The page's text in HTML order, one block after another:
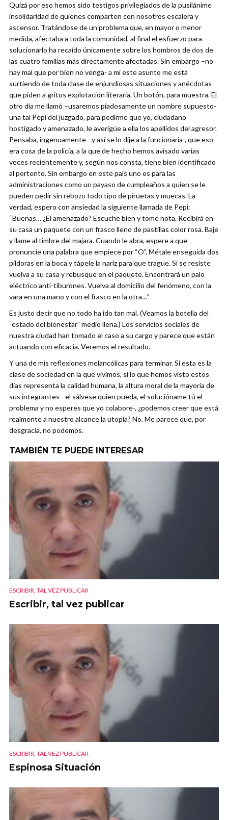
Quizá por eso hemos sido testigos privilegiados de la pusilánime
insolidaridad de quienes comparten con nosotros escalera y
ascensor. Tratándose de un problema que, en mayor o menor
medida, afectaba a toda la comunidad, al final el esfuerzo para
solucionarlo ha recaído únicamente sobre los hombros de dos de
las cuatro familias más directamente afectadas. Sin embargo –no
hay mal que por bien no venga- a mí este asunto me está
surtiendo de toda clase de enjundiosas situaciones y anécdotas
que piden a gritos explotación literaria. Un botón, para muestra. El
otro día me llamó –usaremos piadosamente un nombre supuesto-
una tal Pepi del juzgado, para pedirme que yo, ciudadano
hostigado y amenazado, le averigüe a ella los apellidos del agresor.
Pensaba, ingenuamente –y así se lo dije a la funcionaria-, que eso
era cosa de la policía, a la que de hecho hemos avisado varias
veces recientemente y, según nos consta, tiene bien identificado
al portento. Sin embargo en este país uno es para las
administraciones como un payaso de cumpleaños a quien se le
pueden pedir sin rebozo todo tipo de piruetas y muecas. La
verdad, espero con ansiedad la siguiente llamada de Pepi:
“Buenas… ¿El amenazado? Escuche bien y tome nota. Recibirá en
su casa un paquete con un frasco lleno de pastillas color rosa. Baje
y llame al timbre del majara. Cuando le abra, espere a que
pronuncie una palabra que empiece por “O”. Métale enseguida dos
píldoras en la boca y tápele la nariz para que trague. Si se resiste
vuelva a su casa y rebusque en el paquete. Encontrará un palo
eléctrico anti-tiburones. Vuelva al domicilio del fenómeno, con la
vara en una mano y con el frasco en la otra…”
Es justo decir que no todo ha ido tan mal. (Veamos la botella del
“estado del bienestar” medio llena.) Los servicios sociales de
nuestra ciudad han tomado el caso a su cargo y parece que están
actuando con eficacia. Veremos el resultado.
Y una de mis reflexiones melancólicas para terminar. Si esta es la
clase de sociedad en la que vivimos, si lo que hemos visto estos
días representa la calidad humana, la altura moral de la mayoría de
sus integrantes –el sálvese quien pueda, el solucióname tú el
problema y no esperes que yo colabore-, ¿podemos creer que está
realmente a nuestro alcance la utopía? No. Me parece que, por
desgracia, no podemos.
TAMBIÉN TE PUEDE INTERESAR
ESCRIBIR, TAL VEZ PUBLICAR
Escribir, tal vez publicar
ESCRIBIR, TAL VEZ PUBLICAR
Espinosa Situación